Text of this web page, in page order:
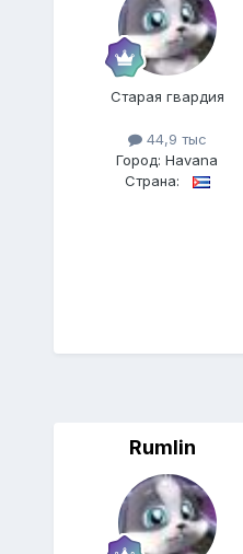
Старая гвардия
44,9 тыс
Город:Havana
Страна:
Rumlin